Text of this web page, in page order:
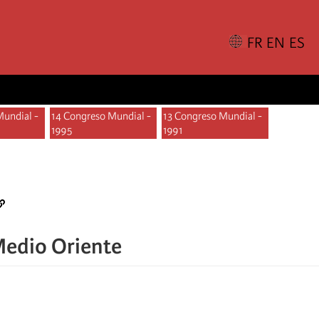
-
14 Congreso Mundial -
1995
13 Congreso Mundial -
1991
Oriente